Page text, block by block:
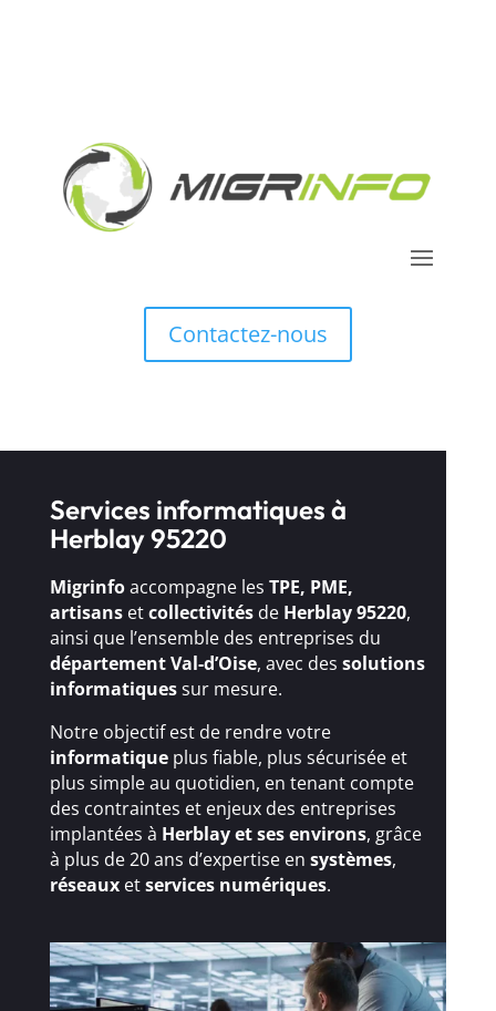
Contactez-nous
Services informatiques à
Herblay 95220
Migrinfoaccompagne les TPE, PME,
artisansetcollectivitésde Herblay 95220,
ainsi que l’ensemble des entreprises du
département Val-d’Oise, avec des solutions
informatiquessur mesure.
Notre objectif est de rendre votre
informatiqueplus fiable, plus sécurisée et
plus simple au quotidien, en tenant compte
des contraintes et enjeux des entreprises
implantées à Herblay et ses environs, grâce
à plus de 20 ans d’expertise en systèmes,
réseauxetservices numériques.